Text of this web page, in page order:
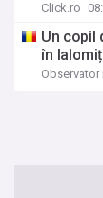
Click.ro
Un copil
în
Observator